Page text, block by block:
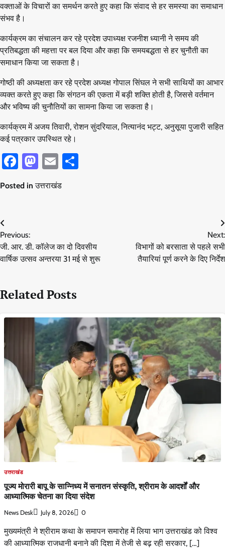
वक्ताओं के विचारों का समर्थन करते हुए कहा कि संवाद से हर समस्या का समाधान
संभव है।
कार्यक्रम का संचालन कर रहे प्रदेश उपाध्यक्ष रजनीश ध्यानी ने समय की
प्रतिबद्धता की महत्ता पर बल दिया और कहा कि समयबद्धता से हर चुनौती का
समाधान किया जा सकता है।
गोष्ठी की अध्यक्षता कर रहे प्रदेश अध्यक्ष गोपाल सिंघल ने सभी साथियों का आभार
व्यक्त करते हुए कहा कि संगठन की एकता में बड़ी शक्ति होती है, जिससे वर्तमान
और भविष्य की चुनौतियों का सामना किया जा सकता है।
कार्यक्रम में अजय तिवारी, रोशन सुंदरियाल, नित्यानंद भट्ट, अनुसूया पुजारी सहित
कई पत्रकार उपस्थित रहे।
Facebook
Mastodon
Email
Posted inउत्तराखंड
Post
navigation
Previous:
जी. आर. डी. कॉलेज का दो दिवसीय
वार्षिक उत्सव अन्तरया 31 मई से शुरू
Next:
विभागों को बरसाता से पहले सभी
तैयारियां पूर्ण करने के दिए निर्देश
Related Posts
उत्तराखंड
पूज्य मोरारी बापू के सान्निध्य में सनातन संस्कृति, श्रीराम के आदर्शों और
आध्यात्मिक चेतना का दिया संदेश
News Desk July 8, 2026 0
मुख्यमंत्री ने श्रीराम कथा के समापन समारोह में लिया भाग उत्तराखंड को विश्व
की आध्यात्मिक राजधानी बनाने की दिशा में तेजी से बढ़ रही सरकार, […]